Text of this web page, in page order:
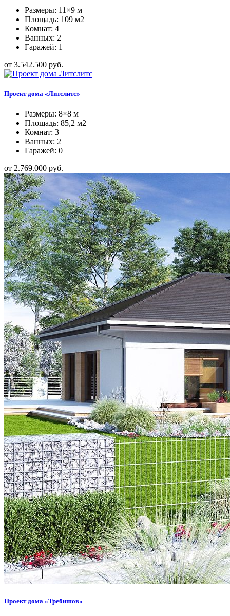
Размеры: 11×9 м
Площадь: 109 м2
Комнат: 4
Ванных: 2
Гаражей: 1
от 3.542.500 руб.
Проект дома «Литслитс»
Размеры: 8×8 м
Площадь: 85,2 м2
Комнат: 3
Ванных: 2
Гаражей: 0
от 2.769.000 руб.
Проект дома «Требишов»